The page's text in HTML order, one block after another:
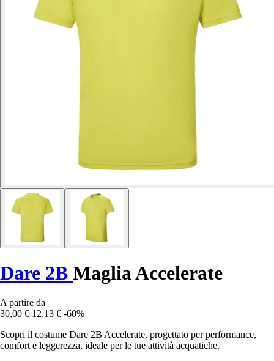
Dare 2B Maglia Accelerate
A partire da
30,00 € 12,13 € -60%
Scopri il costume Dare 2B Accelerate, progettato per performance,
comfort e leggerezza, ideale per le tue attività acquatiche.